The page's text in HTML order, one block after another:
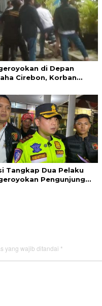
di Depan
Cirebon, Korban
Tangkap Dua Pelaku
Pengunjung
yang wajib ditandai *